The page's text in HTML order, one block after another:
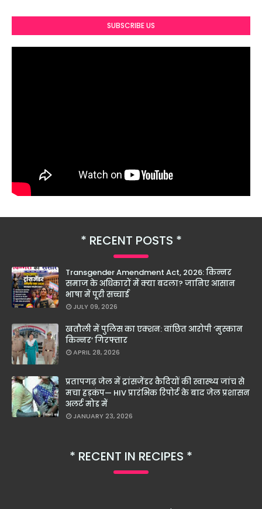
SUBSCRIBE US
RECENT POSTS
Transgender Amendment Act, 2026: किन्नर
समाज के अधिकारों में क्या बदला? जानिए आसान
भाषा में पूरी सच्चाई
JULY 09, 2026
खतौली में पुलिस का एक्शन: वांछित आरोपी ‘मुस्कान
किन्नर’ गिरफ्तार
APRIL 28, 2026
प्रतापगढ़ जेल में ट्रांसजेंडर कैदियों की स्वास्थ्य जांच से
मचा हड़कंप— HIV प्रारंभिक रिपोर्ट के बाद जेल प्रशासन
अलर्ट मोड में
JANUARY 23, 2026
RECENT IN RECIPES